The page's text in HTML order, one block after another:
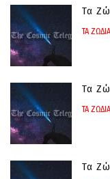
Τα
ΤΑ
Τα
ΤΑ
Τα